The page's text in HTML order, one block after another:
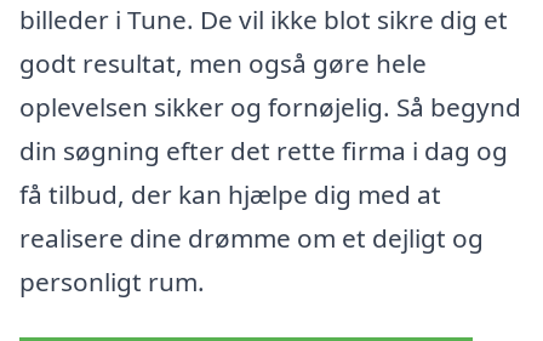
billeder i Tune. De vil ikke blot sikre dig et
godt resultat, men også gøre hele
oplevelsen sikker og fornøjelig. Så begynd
din søgning efter det rette firma i dag og
få tilbud, der kan hjælpe dig med at
realisere dine drømme om et dejligt og
personligt rum.